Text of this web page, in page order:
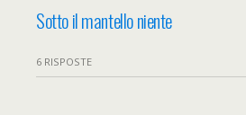
Sotto il mantello niente
6 RISPOSTE